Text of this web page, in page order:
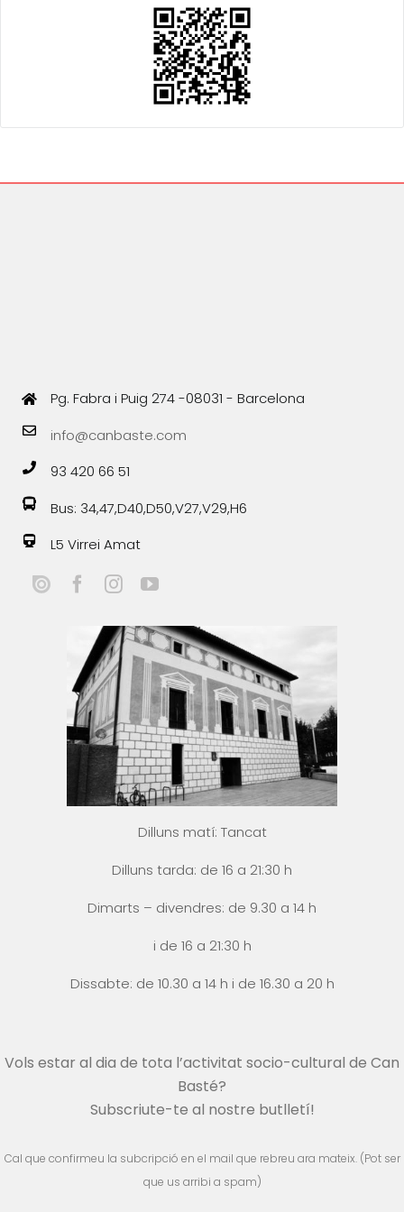
Pg. Fabra i Puig 274 -08031 - Barcelona
info@canbaste.com
93 420 66 51
Bus: 34,47,D40,D50,V27,V29,H6
L5 Virrei Amat
Dilluns matí: Tancat
Dilluns tarda: de 16 a 21:30 h
Dimarts – divendres: de 9.30 a 14 h
i de 16 a 21:30 h
Dissabte: de 10.30 a 14 h i de 16.30 a 20 h
Vols estar al dia de tota l’activitat socio-cultural de Can
Basté?
Subscriute-te al nostre butlletí!
Cal que confirmeu la subcripció en el mail que rebreu ara mateix. (Pot ser
que us arribi a spam)